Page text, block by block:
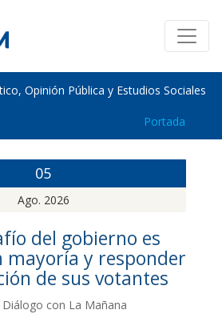
Opinión Pública y Estudios Sociales
Portada
05
Ago. 2026
del gobierno es
mayoría y responder
de sus votantes
con La Mañana